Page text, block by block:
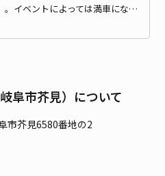
。イベントによっては満車にな…
阜市芥見）について
市芥見6580番地の2